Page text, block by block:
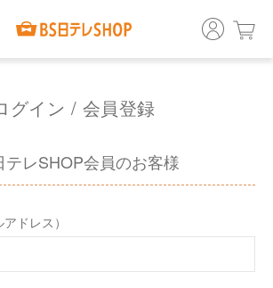
グイン / 会員登録
テレSHOP会員のお客様
ドレス）